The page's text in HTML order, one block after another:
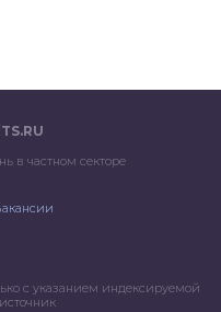
в частном секторе
с указанием индексируемой